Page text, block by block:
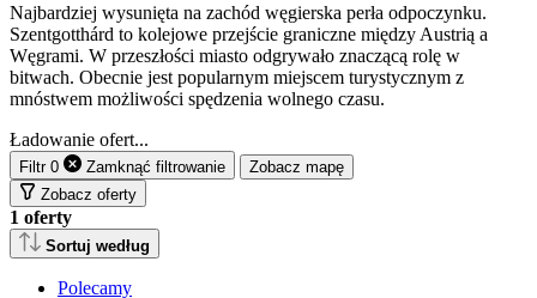
Najbardziej wysunięta na zachód węgierska perła odpoczynku.
Szentgotthárd to kolejowe przejście graniczne między Austrią a
Węgrami. W przeszłości miasto odgrywało znaczącą rolę w
bitwach. Obecnie jest popularnym miejscem turystycznym z
mnóstwem możliwości spędzenia wolnego czasu.
Ładowanie ofert...
Filtr 0 Zamknąć filtrowanie
Zobacz mapę
Zobacz oferty
1 oferty
Sortuj według
Polecamy